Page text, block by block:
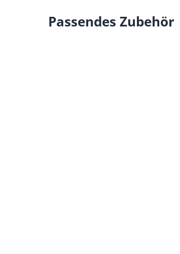
Passendes Zubehör